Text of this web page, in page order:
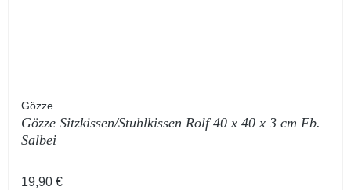
Gözze
Gözze Sitzkissen/Stuhlkissen Rolf 40 x 40 x 3 cm Fb.
Salbei
Regulärer Preis:
19,90 €